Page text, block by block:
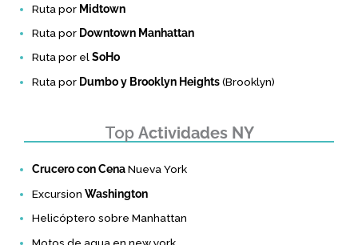
Ruta por Midtown
Ruta por Downtown Manhattan
Ruta por elSoHo
Ruta por Dumbo y Brooklyn Heights(Brooklyn)
Top Actividades NY
Crucero con CenaNueva York
Excursion Washington
Helicóptero sobre Manhattan
Motos de agua en new york